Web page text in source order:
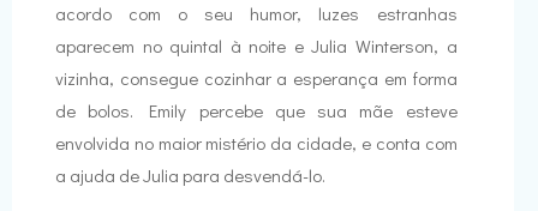
acordo com o seu humor, luzes estranhas
aparecem no quintal à noite e Julia Winterson, a
vizinha, consegue cozinhar a esperança em forma
de bolos. Emily percebe que sua mãe esteve
envolvida no maior mistério da cidade, e conta com
a ajuda de Julia para desvendá-lo.